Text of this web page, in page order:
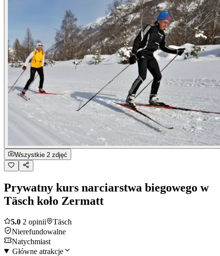
Wszystkie 2 zdjęć
Prywatny kurs narciarstwa biegowego w
Täsch koło Zermatt
5.0 2 opinii
Täsch
Nierefundowalne
Natychmiast
Główne atrakcje